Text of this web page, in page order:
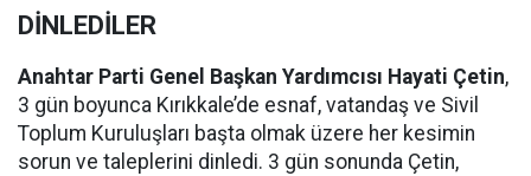
DİNLEDİLER
Anahtar Parti Genel Başkan Yardımcısı Hayati Çetin,
3 gün boyunca Kırıkkale’de esnaf, vatandaş ve Sivil
Toplum Kuruluşları başta olmak üzere her kesimin
sorun ve taleplerini dinledi. 3 gün sonunda Çetin,